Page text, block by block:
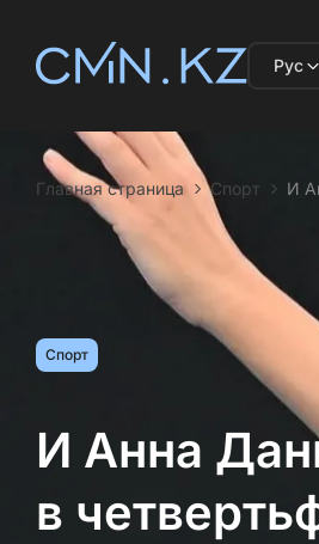
Рус
Главная страница Спорт И
Спорт
И Анна
в